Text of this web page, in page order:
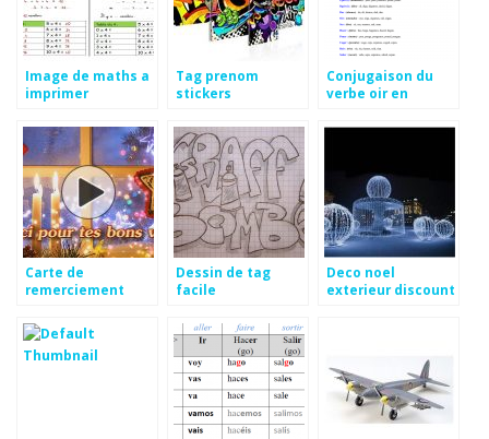
Image de maths a
imprimer
Tag prenom
stickers
Conjugaison du
verbe oir en
Carte de
remerciement
Dessin de tag
facile
Deco noel
exterieur discount